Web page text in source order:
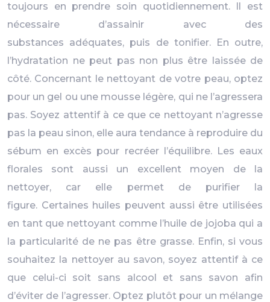
toujours en prendre soin quotidiennement. Il est
nécessaire d’assainir avec des
substances adéquates, puis de tonifier. En outre,
l’hydratation ne peut pas non plus être laissée de
côté. Concernant le nettoyant de votre peau, optez
pour un gel ou une mousse légère, qui ne l’agressera
pas. Soyez attentif à ce que ce nettoyant n’agresse
pas la peau sinon, elle aura tendance à reproduire du
sébum en excès pour recréer l’équilibre. Les eaux
florales sont aussi un excellent moyen de la
nettoyer, car elle permet de purifier la
figure. Certaines huiles peuvent aussi être utilisées
en tant que nettoyant comme l’huile de jojoba qui a
la particularité de ne pas être grasse. Enfin, si vous
souhaitez la nettoyer au savon, soyez attentif à ce
que celui-ci soit sans alcool et sans savon afin
d’éviter de l’agresser. Optez plutôt pour un mélange